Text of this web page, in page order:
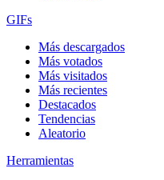
GIFs
Más descargados
Más votados
Más visitados
Más recientes
Destacados
Tendencias
Aleatorio
Herramientas